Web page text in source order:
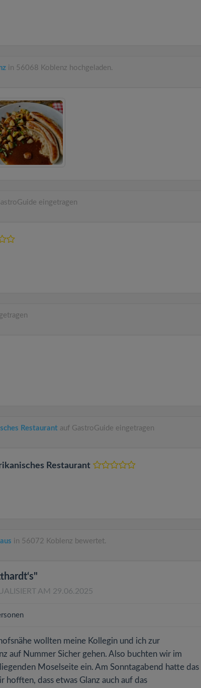
in 56068 Koblenz hochgeladen.
eingetragen
Restaurant auf GastroGuide eingetragen
Restaurant
in 56072 Koblenz bewertet.
AM 29.06.2025
wollten meine Kollegin und ich zur
auf Nummer Sicher gehen. Also buchten wir im
Moselseite ein. Am Sonntagabend hatte das
hofften, dass etwas Glanz auch auf das